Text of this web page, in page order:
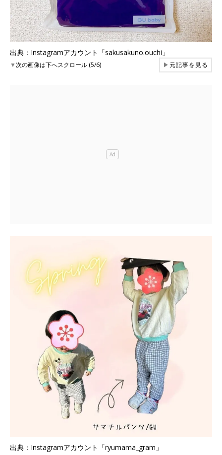
出典：Instagramアカウント「sakusakuno.ouchi」
▼次の画像は下へスクロール (5/6) ▶元記事を見る
出典：Instagramアカウント「ryumama_gram」